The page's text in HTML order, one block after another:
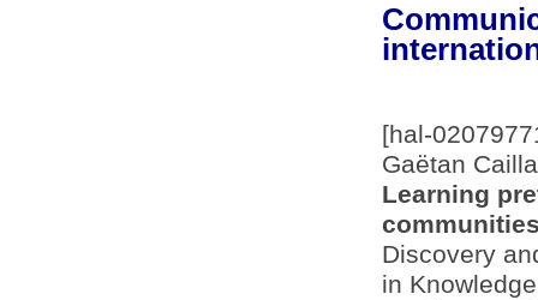
[hal-
Gaëtan
Learning
Discovery
in